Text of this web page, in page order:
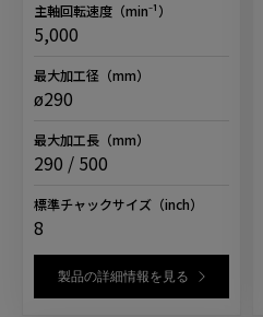
主軸回転速度 （min⁻¹）
5,000
最大加工径 （mm）
ø290
最大加工長 （mm）
290 / 500
標準チャックサイズ （inch）
8
製品の詳細情報を見る